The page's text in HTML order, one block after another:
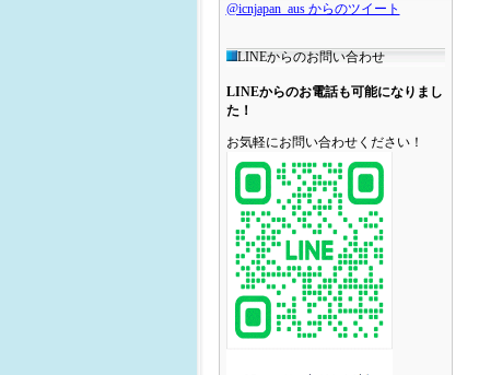
@icnjapan_aus からのツイート
LINEからのお問い合わせ
LINEからのお電話も可能になりまし
た！
お気軽にお問い合わせください！